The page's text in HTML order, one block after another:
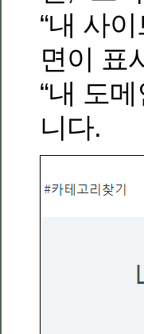
“내 사
면이 표
“내 도
니다.